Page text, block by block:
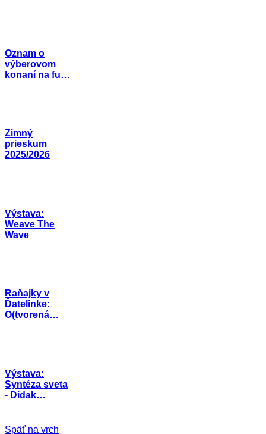
Oznam o
výberovom
konaní na fu…
Zimný
prieskum
2025/2026
Výstava:
Weave The
Wave
Raňajky v
Ďatelinke:
O(tvorená…
Výstava:
Syntéza sveta
- Didak…
Späť na vrch